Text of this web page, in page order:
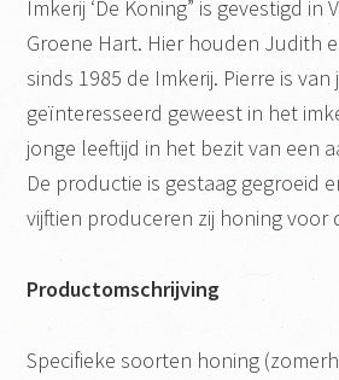
Imkerij ‘De Koning” is gevestigd in
Groene Hart. Hier houden Judith
sinds 1985 de Imkerij. Pierre is van
geïnteresseerd geweest in het
jonge leeftijd in het bezit van een
De productie is gestaag gegroeid
vijftien produceren zij honing voor
Productomschrijving
Specifieke soorten honing